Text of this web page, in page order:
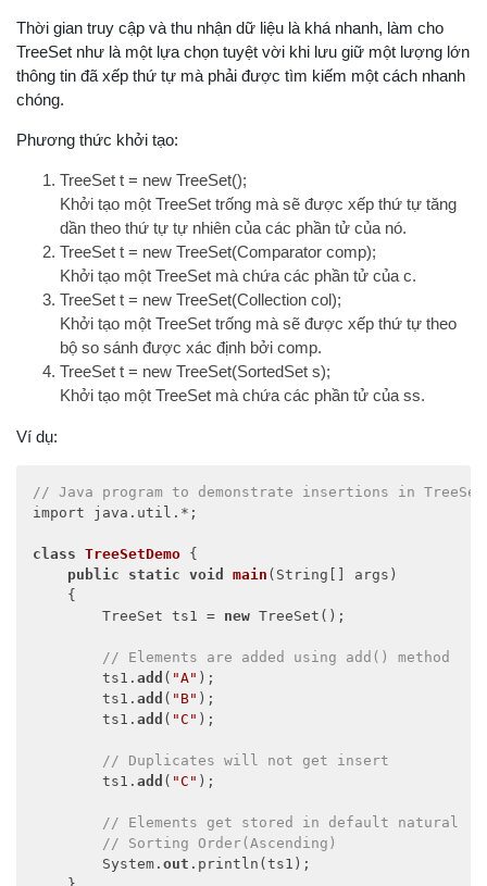
Thời gian truy cập và thu nhận dữ liệu là khá nhanh, làm cho
TreeSet như là một lựa chọn tuyệt vời khi lưu giữ một lượng lớn
thông tin đã xếp thứ tự mà phải được tìm kiếm một cách nhanh
chóng.
Phương thức khởi tạo:
TreeSet t = new TreeSet();
Khởi tạo một TreeSet trống mà sẽ được xếp thứ tự tăng
dần theo thứ tự tự nhiên của các phần tử của nó.
TreeSet t = new TreeSet(Comparator comp);
Khởi tạo một TreeSet mà chứa các phần tử của c.
TreeSet t = new TreeSet(Collection col);
Khởi tạo một TreeSet trống mà sẽ được xếp thứ tự theo
bộ so sánh được xác định bởi comp.
TreeSet t = new TreeSet(SortedSet s);
Khởi tạo một TreeSet mà chứa các phần tử của ss.
Ví dụ:
// Java program to demonstrate insertions in
import java.util.*;
class TreeSetDemo {
public
static void main ( String[] args )
    {
        TreeSet ts1 =
new TreeSet();
// Elements are added using add() method
        ts1.
add ( "A" );
        ts1.
add ( "B" );
        ts1.
add ( "C" );
// Duplicates will not get insert
        ts1.
add ( "C" );
// Elements get stored in default natural
// Sorting Order(Ascending)
        System.
out .println(ts1);